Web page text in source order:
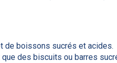
de boissons sucrés et acides.
des biscuits ou barres